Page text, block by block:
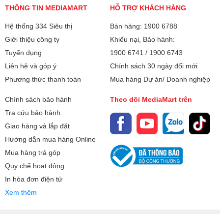
THÔNG TIN MEDIAMART
Hệ thống 334 Siêu thị
Giới thiệu công ty
Tuyển dụng
Liên hệ và góp ý
Phương thức thanh toán
HỖ TRỢ KHÁCH HÀNG
Bán hàng: 1900 6788
Khiếu nại, Bảo hành:
1900 6741 / 1900 6743
Chính sách 30 ngày đổi mới
Mua hàng Dự án/ Doanh nghiệp
Chính sách bảo hành
Tra cứu bảo hành
Giao hàng và lắp đặt
Hướng dẫn mua hàng Online
Mua hàng trả góp
Quy chế hoạt động
In hóa đơn điện tử
Xem thêm
Theo dõi MediaMart trên